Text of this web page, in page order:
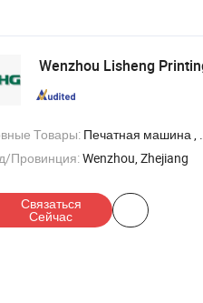
Wenzhou Lisheng
Товары: Печатная машина , флексографическая печатная машина , флексографическая печать , печать на пленке , печать на бумаге
Провинция:Wenzhou, Zhejiang
Связаться
Сейчас